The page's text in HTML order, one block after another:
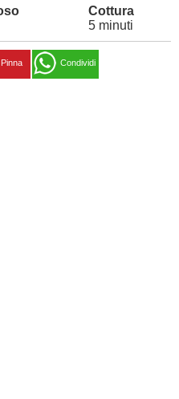
5 minuti
Pinna Condividi